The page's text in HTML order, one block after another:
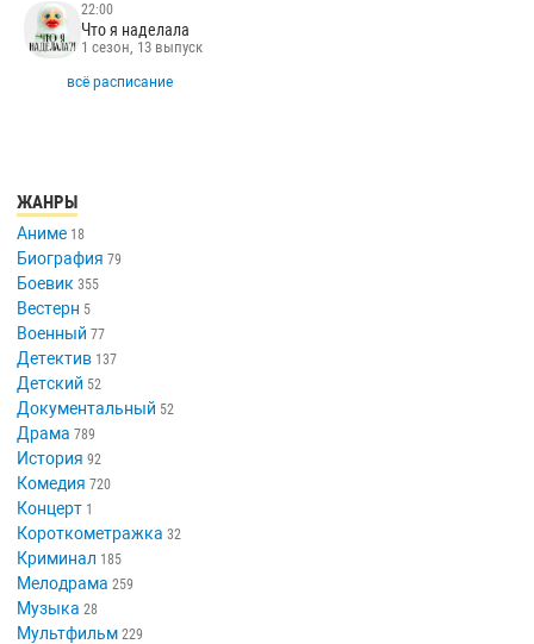
22:00
Что я наделала
1 сезон, 13 выпуск
всё расписание
ЖАНРЫ
Аниме 18
Биография 79
Боевик 355
Вестерн 5
Военный 77
Детектив 137
Детский 52
Документальный 52
Драма 789
История 92
Комедия 720
Концерт 1
Короткометражка 32
Криминал 185
Мелодрама 259
Музыка 28
Мультфильм 229